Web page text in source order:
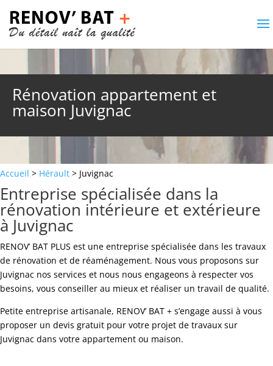
Rénovation appartement et
maison Juvignac
Accueil > Hérault > Juvignac
Entreprise spécialisée dans la
rénovation intérieure et extérieure
à Juvignac
RENOV’ BAT PLUS est une entreprise spécialisée dans les travaux
de rénovation et de réaménagement. Nous vous proposons sur
Juvignac nos services et nous nous engageons à respecter vos
besoins, vous conseiller au mieux et réaliser un travail de qualité.
Petite entreprise artisanale, RENOV’ BAT + s’engage aussi à vous
proposer un devis gratuit pour votre projet de travaux sur
Juvignac dans votre appartement ou maison.